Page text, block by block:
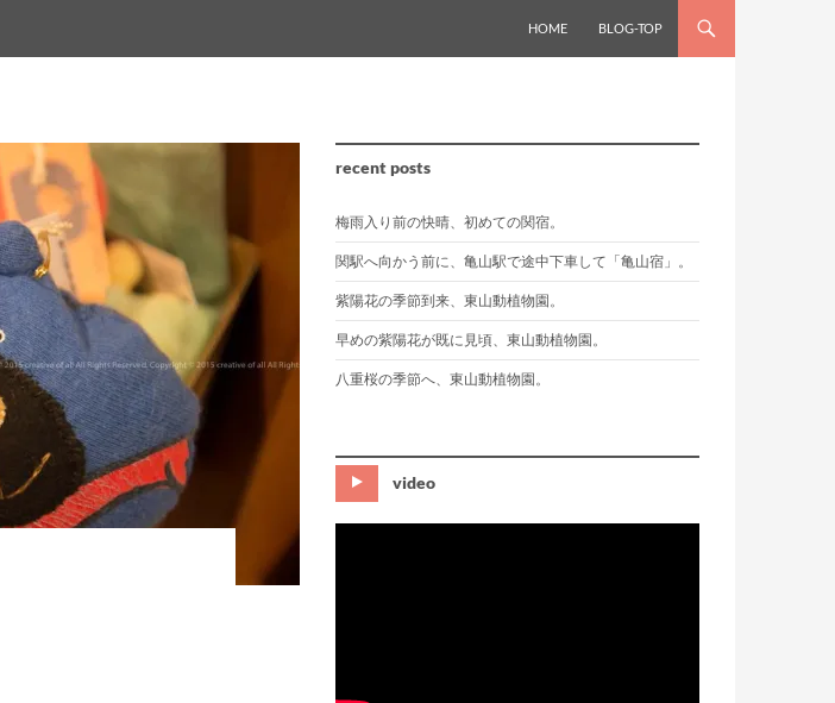
HOME BLOG-TOP
recent posts
梅雨入り前の快晴、初めての関宿。
関駅へ向かう前に、亀山駅で途中下車して「亀山宿」。
紫陽花の季節到来、東山動植物園。
早めの紫陽花が既に見頃、東山動植物園。
八重桜の季節へ、東山動植物園。
video